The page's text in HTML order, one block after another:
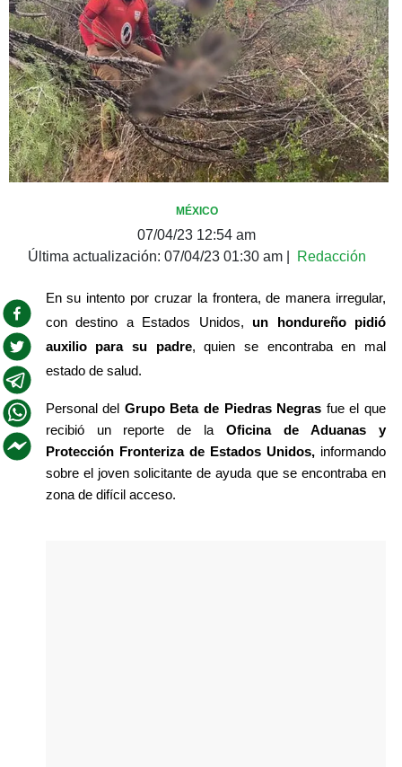
MÉXICO
07/04/23 12:54 am
Última actualización: 07/04/23 01:30 am| Redacción
En su intento por cruzar la frontera, de manera irregular,
con destino a Estados Unidos, un hondureño pidió
auxilio para su padre, quien se encontraba en mal
estado de salud.
Personal del Grupo Beta de Piedras Negras fue el que
recibió un reporte de la Oficina de Aduanas y
Protección Fronteriza de Estados Unidos, informando
sobre el joven solicitante de ayuda que se encontraba en
zona de difícil acceso.